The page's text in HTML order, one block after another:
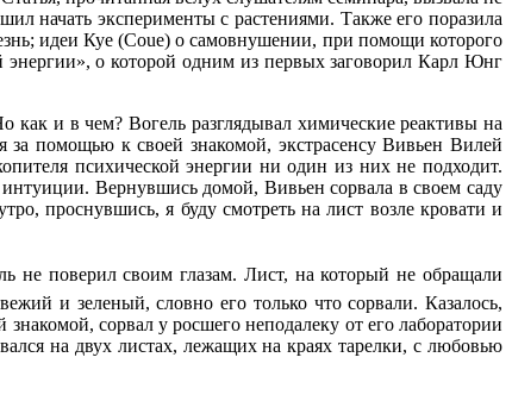
начать эксперименты с растениями. Также его поразила
идеи Куе (Coue) о самовнушении, при помощи которого
энергии», о которой одним из первых заговорил Карл Юнг
как и в чем? Вогель разглядывал химические реактивы на
помощью к своей знакомой, экстрасенсу Вивьен Вилей
психической энергии ни один из них не подходит.
Вернувшись домой, Вивьен сорвала в своем саду
проснувшись, я буду смотреть на лист возле кровати и
не поверил своим глазам. Лист, на который не обращали
и зеленый, словно его только что сорвали. Казалось,
сорвал у росшего неподалеку от его лаборатории
на двух листах, лежащих на краях тарелки, с любовью